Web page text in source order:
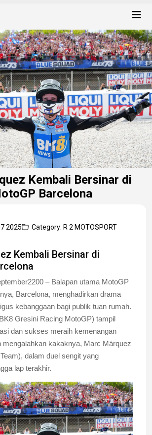
Kembali Bersinar di
Barcelona
2025 Category: R 2 MOTOSPORT
Kembali Bersinar di
– Balapan utama MotoGP
Barcelona, menghadirkan drama
kebanggaan bagi publik tuan rumah.
Gresini Racing MotoGP) tampil
dan sukses meraih kemenangan
mengalahkan kakaknya, Marc Márquez
dalam duel sengit yang
lap terakhir.